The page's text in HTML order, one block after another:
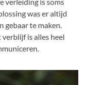
verleiding is soms
was er altijd
gebaar te maken.
is alles heel